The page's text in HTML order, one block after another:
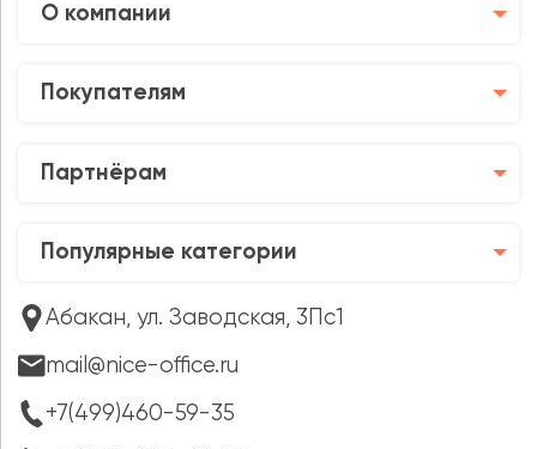
О компании
Покупателям
Партнёрам
Популярные категории
Абакан, ул. Заводская, 3Пс1
mail@nice-office.ru
+7(499)460-59-35